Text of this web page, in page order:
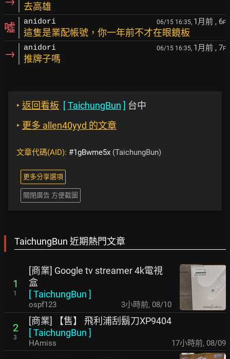
去高雄
噓 anidori 06/15 16:35, 1月前 , 6F
這隻是業配帳號，你一年前不才在眼鏡板
→ anidori 06/15 16:35, 1月前 , 7F
推牌子嗎
‣ 返回看板 [TaichungBun ] 台中
‣ 更多 allen40yyd 的文章
文章代碼(AID): #1gBwme5x (TaichungBun)
更多分享選項
關閉廣告 方便截圖
TaichungBun 近期熱門文章
1
1
[商業] Google tv streamer 4k電視
盒
[TaichungBun ]
ospf123 3小時前, 08/10
2
3
[商業] 【售】 飛利浦刮鬍刀XP9404
[TaichungBun ]
HAmiss 17小時前, 08/09